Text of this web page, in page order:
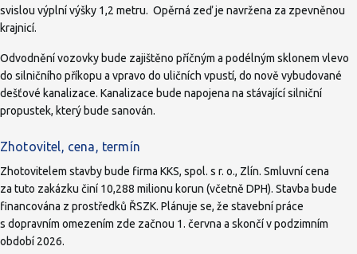
svislou výplní výšky 1,2 metru. Opěrná zeď je navržena za zpevněnou
krajnicí.
Odvodnění vozovky bude zajištěno příčným a podélným sklonem vlevo
do silničního příkopu a vpravo do uličních vpustí, do nově vybudované
dešťové kanalizace. Kanalizace bude napojena na stávající silniční
propustek, který bude sanován.
Zhotovitel, cena, termín
Zhotovitelem stavby bude firma KKS, spol. s r. o., Zlín. Smluvní cena
za tuto zakázku činí 10,288 milionu korun (včetně DPH). Stavba bude
financována z prostředků ŘSZK. Plánuje se, že stavební práce
s dopravním omezením zde začnou 1. června a skončí v podzimním
období 2026.